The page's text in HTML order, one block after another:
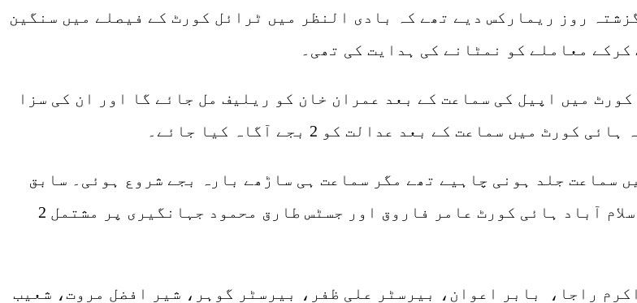
روز ریمارکس دیے تھے کہ بادی النظر میں ٹرائل کورٹ کے فیصلے میں سنگین
معاملے کو نمٹانے کی ہدایت کی تھی۔
میں اپیل کی سماعت کے بعد عمران خان کو ریلیف مل جائے گا اور ان کی سزا
سماعت کے بعد عدالت کو 2 بجے آگاہ کیا جائے۔
سماعت جلد ہونی چاہیے تھے مگر سماعت ہی ساڑھے بارہ بجے شروع ہوئی۔ سابق
وزیر اعظم عمران خان کی درخواستوں کی سماعت چیف جسٹس اسلام آباد ہائی کورٹ عامر فاروق اور جسٹس طارق محمود جہانگیری پر مشتمل 2
راجا، بابر اعوان، بیرسٹر علی ظفر، بیرسٹر گوہر، شیر افضل مروت، شعیب